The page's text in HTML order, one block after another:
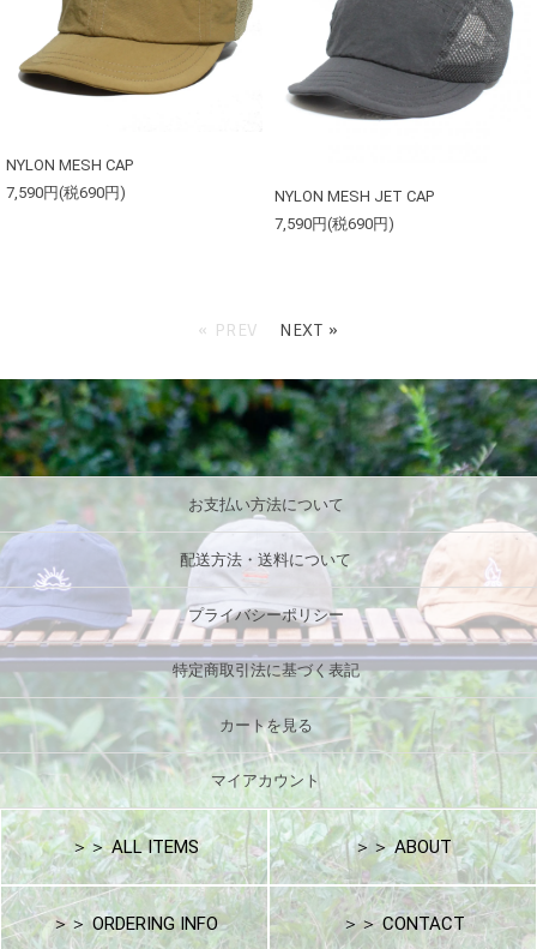
NYLON MESH CAP
7,590円(税690円)
NYLON MESH JET CAP
7,590円(税690円)
« PREV NEXT »
お支払い方法について
配送方法・送料について
プライバシーポリシー
特定商取引法に基づく表記
カートを見る
マイアカウント
＞＞ ALL ITEMS ＞＞ ABOUT
＞＞ ORDERING INFO ＞＞ CONTACT